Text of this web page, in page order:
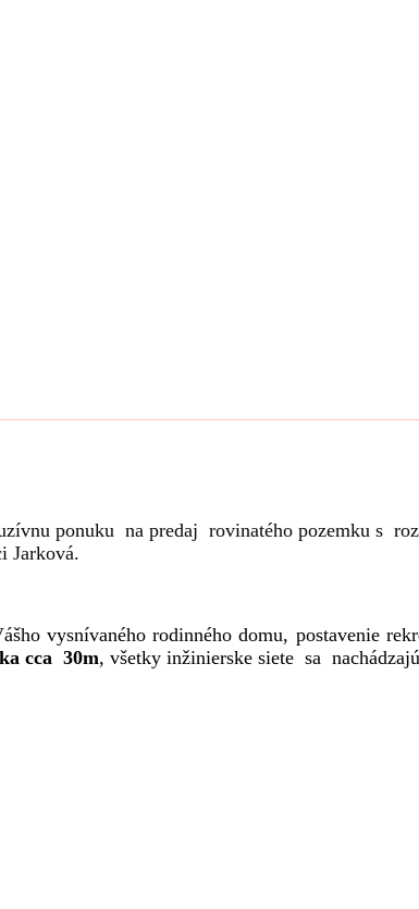
ponuku na predaj rovinatého pozemku s
Jarková.
vysnívaného rodinného domu, postavenie
cca 30m, všetky inžinierske siete sa